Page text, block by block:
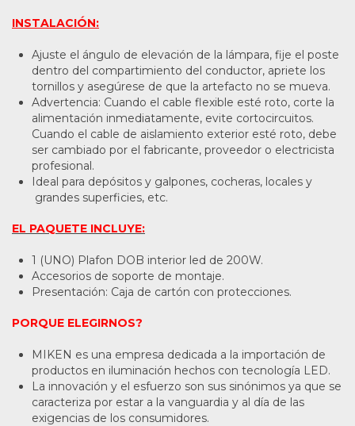
INSTALACIÓN:
Ajuste el ángulo de elevación de la lámpara, fije el poste
dentro del compartimiento del conductor, apriete los
tornillos y asegúrese de que la artefacto no se mueva.
Advertencia: Cuando el cable flexible esté roto, corte la
alimentación inmediatamente, evite cortocircuitos.
Cuando el cable de aislamiento exterior esté roto, debe
ser cambiado por el fabricante, proveedor o electricista
profesional.
Ideal para depósitos y galpones, cocheras, locales y
grandes superficies, etc.
EL PAQUETE INCLUYE:
1 (UNO) Plafon DOB interior led de 200W.
Accesorios de soporte de montaje.
Presentación: Caja de cartón con protecciones.
PORQUE ELEGIRNOS?
MIKEN es una empresa dedicada a la importación de
productos en iluminación hechos con tecnología LED.
La innovación y el esfuerzo son sus sinónimos ya que se
caracteriza por estar a la vanguardia y al día de las
exigencias de los consumidores.